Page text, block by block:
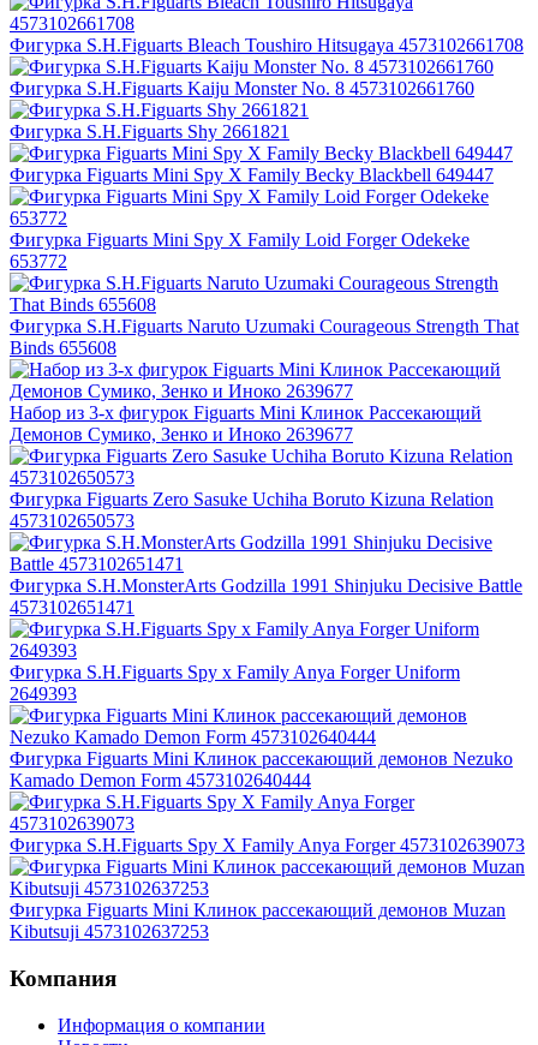
Фигурка S.H.Figuarts Bleach Toushiro Hitsugaya 4573102661708
Фигурка S.H.Figuarts Kaiju Monster No. 8 4573102661760
Фигурка S.H.Figuarts Shy 2661821
Фигурка Figuarts Mini Spy X Family Becky Blackbell 649447
Фигурка Figuarts Mini Spy X Family Loid Forger Odekeke
653772
Фигурка S.H.Figuarts Naruto Uzumaki Courageous Strength That
Binds 655608
Набор из 3-х фигурок Figuarts Mini Клинок Рассекающий
Демонов Сумико, Зенко и Иноко 2639677
Фигурка Figuarts Zero Sasuke Uchiha Boruto Kizuna Relation
4573102650573
Фигурка S.H.MonsterArts Godzilla 1991 Shinjuku Decisive Battle
4573102651471
Фигурка S.H.Figuarts Spy x Family Anya Forger Uniform
2649393
Фигурка Figuarts Mini Клинок рассекающий демонов Nezuko
Kamado Demon Form 4573102640444
Фигурка S.H.Figuarts Spy X Family Anya Forger 4573102639073
Фигурка Figuarts Mini Клинок рассекающий демонов Muzan
Kibutsuji 4573102637253
Компания
Информация о компании